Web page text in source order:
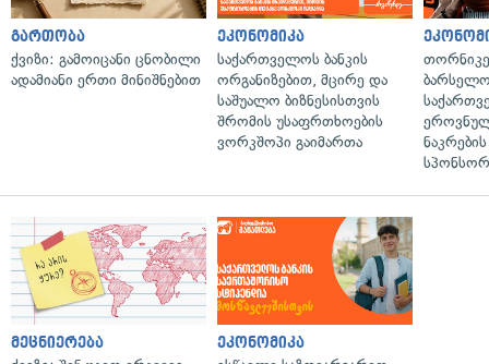
გართობა
ქვიზი: გამოიცანი ცნობილი
ადამიანი ერთი მინიშნებით
ეკონომიკა
საქართველოს ბანკის
ორგანიზებით, მცირე და
საშუალო ბიზნესისთვის
შრომის უსაფრთხოების
ვორკშოპი გაიმართა
მეცნიერება ეკონომიკა